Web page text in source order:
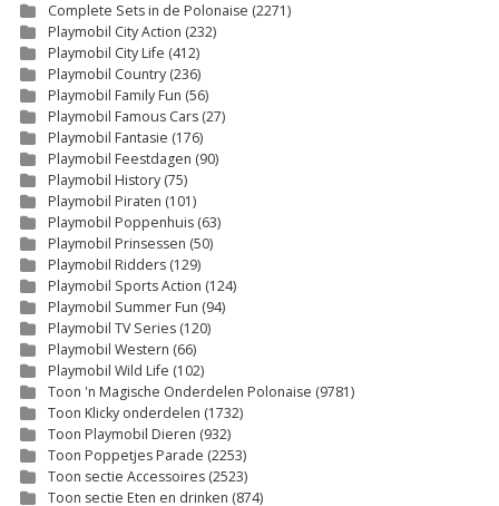
Complete Sets in de Polonaise (2271)
Playmobil City Action (232)
Playmobil City Life (412)
Playmobil Country (236)
Playmobil Family Fun (56)
Playmobil Famous Cars (27)
Playmobil Fantasie (176)
Playmobil Feestdagen (90)
Playmobil History (75)
Playmobil Piraten (101)
Playmobil Poppenhuis (63)
Playmobil Prinsessen (50)
Playmobil Ridders (129)
Playmobil Sports Action (124)
Playmobil Summer Fun (94)
Playmobil TV Series (120)
Playmobil Western (66)
Playmobil Wild Life (102)
Toon 'n Magische Onderdelen Polonaise (9781)
Toon Klicky onderdelen (1732)
Toon Playmobil Dieren (932)
Toon Poppetjes Parade (2253)
Toon sectie Accessoires (2523)
Toon sectie Eten en drinken (874)